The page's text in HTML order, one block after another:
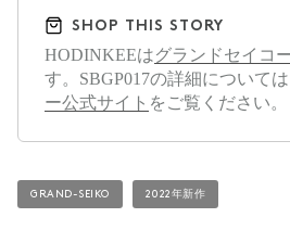
SHOP THIS STORY
HODINKEEはグランドセイコ
す。SBGP017の詳細については
ー公式サイト をご覧ください。
GRAND-SEIKO 2022年新作